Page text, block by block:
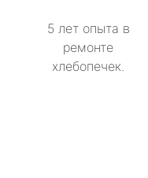
5 лет опыта в
ремонте
хлебопечек.